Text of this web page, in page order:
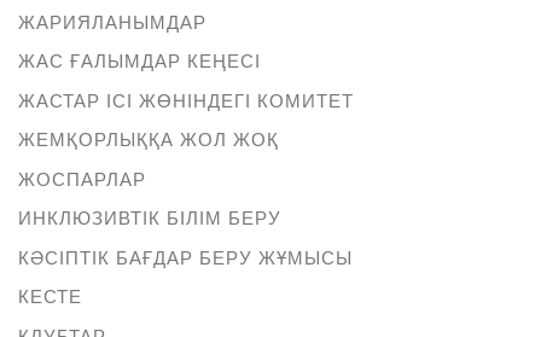
ЖАРИЯЛАНЫМДАР
ЖАС ҒАЛЫМДАР КЕҢЕСІ
ЖАСТАР ІСІ ЖӨНІНДЕГІ КОМИТЕТ
ЖЕМҚОРЛЫҚҚА ЖОЛ ЖОҚ
ЖОСПАРЛАР
ИНКЛЮЗИВТІК БІЛІМ БЕРУ
КӘСІПТІК БАҒДАР БЕРУ ЖҰМЫСЫ
КЕСТЕ